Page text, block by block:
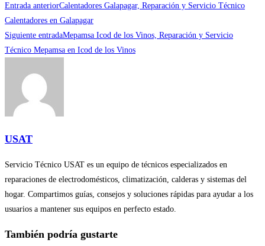
Leer
más
artículos
Entrada anteriorCalentadores Galapagar, Reparación y Servicio Técnico
Calentadores en Galapagar
Siguiente entradaMepamsa Icod de los Vinos, Reparación y Servicio
Técnico Mepamsa en Icod de los Vinos
USAT
Servicio Técnico USAT es un equipo de técnicos especializados en
reparaciones de electrodomésticos, climatización, calderas y sistemas del
hogar. Compartimos guías, consejos y soluciones rápidas para ayudar a los
usuarios a mantener sus equipos en perfecto estado.
También podría gustarte